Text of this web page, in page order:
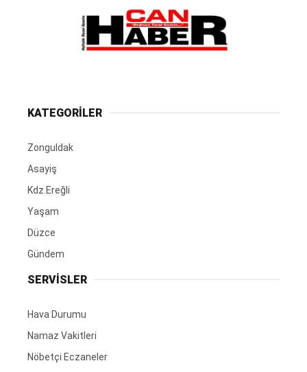
KATEGORİLER
Zonguldak
Asayiş
Kdz.Ereğli
Yaşam
Düzce
Gündem
SERVİSLER
Hava Durumu
Namaz Vakitleri
Nöbetçi Eczaneler